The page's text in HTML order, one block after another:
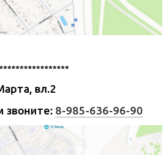
вл.2
звоните: 8-985-636-96-90